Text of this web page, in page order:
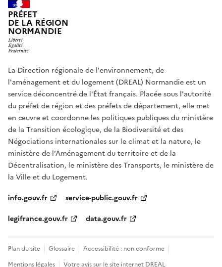
PRÉFET
DE LA RÉGION
NORMANDIE
La Direction régionale de l'environnement, de
l'aménagement et du logement (DREAL) Normandie est un
service déconcentré de l'État français. Placée sous l'autorité
du préfet de région et des préfets de département, elle met
en œuvre et coordonne les politiques publiques du ministère
de la Transition écologique, de la Biodiversité et des
Négociations internationales sur le climat et la nature, le
ministère de l’Aménagement du territoire et de la
Décentralisation, le ministère des Transports, le ministère de
la Ville et du Logement.
info.gouv.fr
service-public.gouv.fr
legifrance.gouv.fr
data.gouv.fr
Plan du site Glossaire
Accessibilité : non conforme
Mentions légales
Votre avis sur le site internet DREAL